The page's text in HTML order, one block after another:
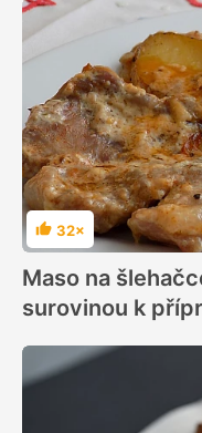
Hodnocení
32×
Maso na
surovinou k